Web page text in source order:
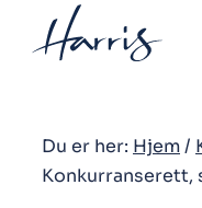
innhold
Du er her: Hjem/